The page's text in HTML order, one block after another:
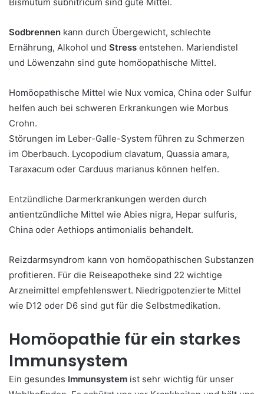
Sodbrennen kann durch Übergewicht, schlechte
Ernährung, Alkohol und Stress entstehen. Mariendistel
und Löwenzahn sind gute homöopathische Mittel.
Homöopathische Mittel wie Nux vomica, China oder Sulfur
helfen auch bei schweren Erkrankungen wie Morbus
Crohn.
Störungen im Leber-Galle-System führen zu Schmerzen
im Oberbauch. Lycopodium clavatum, Quassia amara,
Taraxacum oder Carduus marianus können helfen.
Entzündliche Darmerkrankungen werden durch
antientzündliche Mittel wie Abies nigra, Hepar sulfuris,
China oder Aethiops antimonialis behandelt.
Reizdarmsyndrom kann von homöopathischen Substanzen
profitieren. Für die Reiseapotheke sind 22 wichtige
Arzneimittel empfehlenswert. Niedrigpotenzierte Mittel
wie D12 oder D6 sind gut für die Selbstmedikation.
Homöopathie für ein starkes
Immunsystem
Ein gesundes Immunsystem ist sehr wichtig für unser